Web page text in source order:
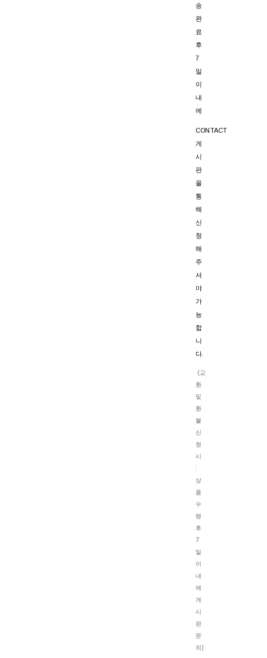
송
완
료
후
7
일
이
내
에
CONTACT
게
시
판
을
통
해
신
청
해
주
셔
야
가
능
합
니
다.
(교
환
및
환
불
신
청
시
:
상
품
수
령
후
7
일
이
내
에
게
시
판
문
의)